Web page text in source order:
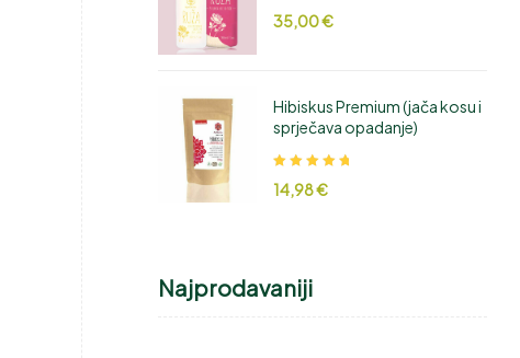
5.00od 5
35,00€
Hibiskus Premium (jača kosu i
sprječava opadanje)
5.00od 5
14,98€
Najprodavaniji